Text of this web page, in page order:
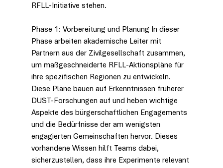
RFLL-Initiative stehen.
Phase 1: Vorbereitung und Planung In dieser
Phase arbeiten akademische Leiter mit
Partnern aus der Zivilgesellschaft zusammen,
um maßgeschneiderte RFLL-Aktionspläne für
ihre spezifischen Regionen zu entwickeln.
Diese Pläne bauen auf Erkenntnissen früherer
DUST-Forschungen auf und heben wichtige
Aspekte des bürgerschaftlichen Engagements
und die Bedürfnisse der am wenigsten
engagierten Gemeinschaften hervor. Dieses
vorhandene Wissen hilft Teams dabei,
sicherzustellen, dass ihre Experimente relevant